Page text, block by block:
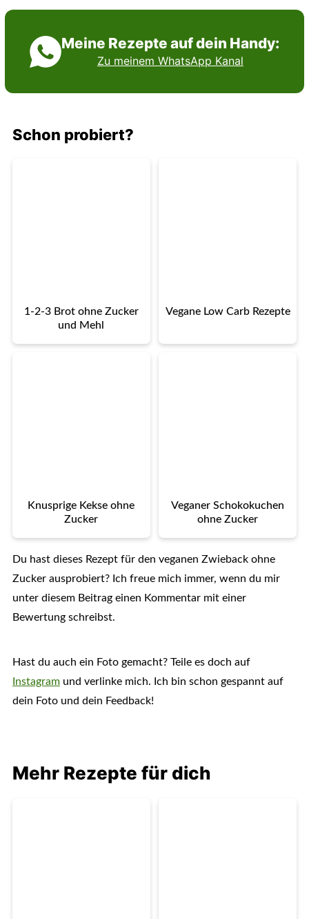
Meine Rezepte auf dein Handy:
Zu meinem WhatsApp Kanal
Schon probiert?
1-2-3 Brot ohne Zucker
und Mehl
Vegane Low Carb Rezepte
Knusprige Kekse ohne
Zucker
Veganer Schokokuchen
ohne Zucker
Du hast dieses Rezept für den veganen Zwieback ohne
Zucker ausprobiert? Ich freue mich immer, wenn du mir
unter diesem Beitrag einen Kommentar mit einer
Bewertung schreibst.
Hast du auch ein Foto gemacht? Teile es doch auf
Instagramund verlinke mich. Ich bin schon gespannt auf
dein Foto und dein Feedback!
Mehr Rezepte für dich